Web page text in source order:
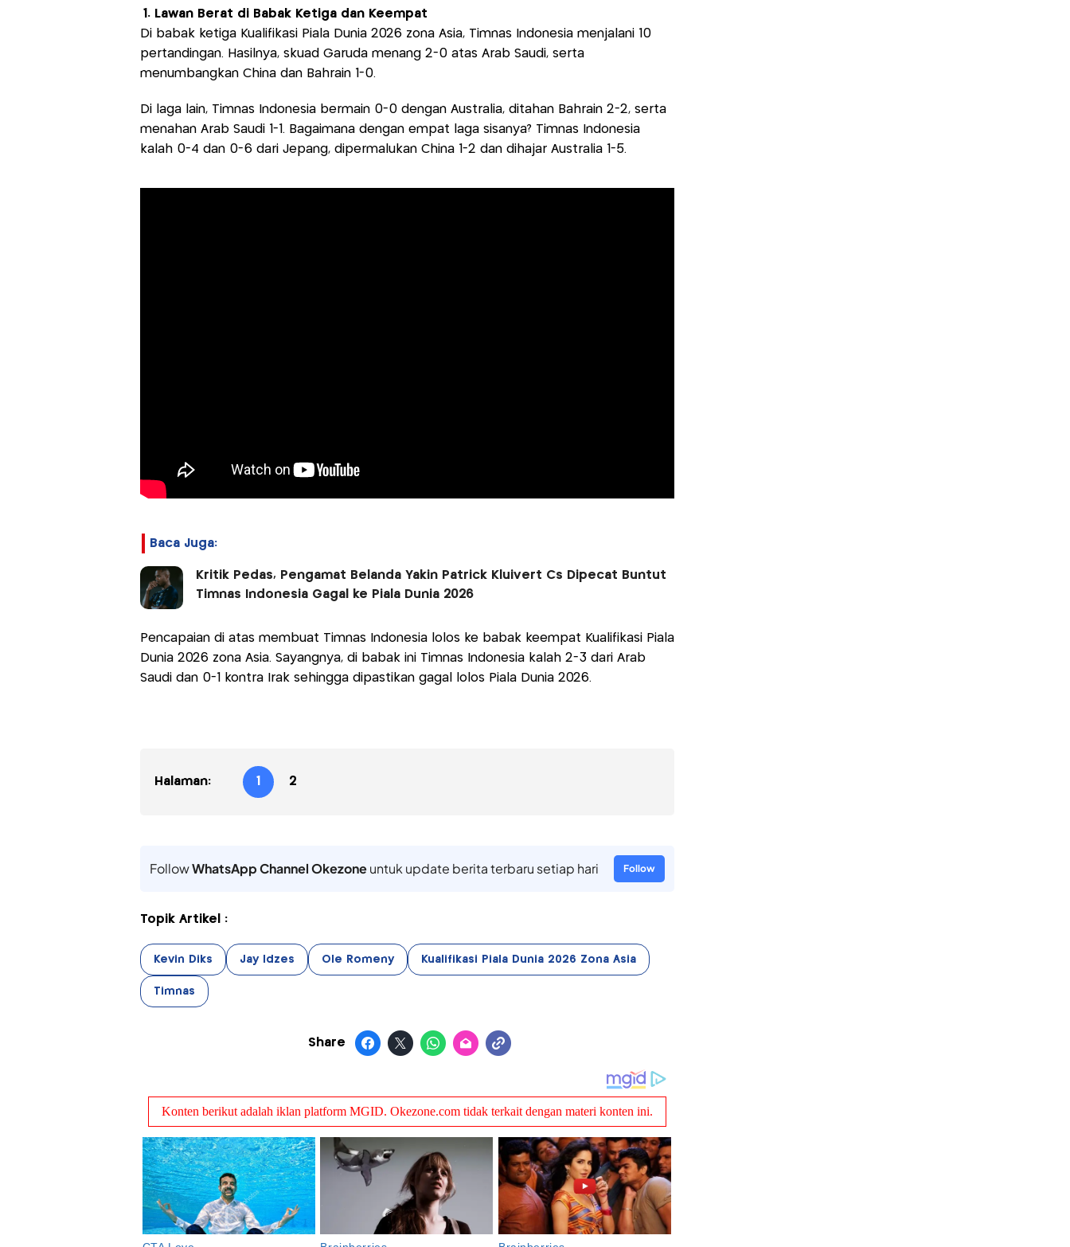
1. Lawan Berat di Babak Ketiga dan Keempat
Di babak ketiga Kualifikasi Piala Dunia 2026 zona Asia, Timnas Indonesia menjalani 10
pertandingan. Hasilnya, skuad Garuda menang 2-0 atas Arab Saudi, serta
menumbangkan China dan Bahrain 1-0.
Di laga lain, Timnas Indonesia bermain 0-0 dengan Australia, ditahan Bahrain 2-2, serta
menahan Arab Saudi 1-1. Bagaimana dengan empat laga sisanya? Timnas Indonesia
kalah 0-4 dan 0-6 dari Jepang, dipermalukan China 1-2 dan dihajar Australia 1-5.
Baca Juga:
Kritik Pedas, Pengamat Belanda Yakin Patrick Kluivert Cs Dipecat Buntut
Timnas Indonesia Gagal ke Piala Dunia 2026
Pencapaian di atas membuat Timnas Indonesia lolos ke babak keempat Kualifikasi Piala
Dunia 2026 zona Asia. Sayangnya, di babak ini Timnas Indonesia kalah 2-3 dari Arab
Saudi dan 0-1 kontra Irak sehingga dipastikan gagal lolos Piala Dunia 2026.
Halaman: 1 2
FollowWhatsApp Channel Okezoneuntuk update berita terbaru setiap hari Follow
Topik Artikel :
Kevin Diks Jay Idzes Ole Romeny Kualifikasi Piala Dunia 2026 Zona Asia
Timnas
Share